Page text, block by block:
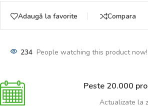
Adaugă la favorite Compara
234 People watching this product now!
Peste 20.000
Actualizate la